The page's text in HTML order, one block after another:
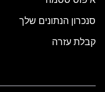
סנכרון הנתונים שלך
קבלת עזרה